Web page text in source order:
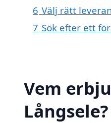
6 Välj rätt
7 Sök efter ett
Vem
Långsele?